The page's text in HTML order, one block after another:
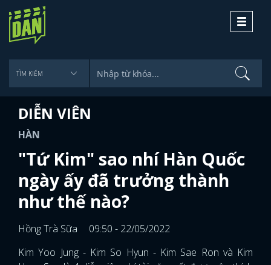
Toggle
DIỄN VIÊN
HÀN
"Tứ Kim" sao nhí Hàn Quốc
ngày ấy đã trưởng thành
như thế nào?
Hồng Trà Sữa
09:50 - 22/05/2022
Kim Yoo Jung - Kim So Hyun - Kim Sae Ron và Kim